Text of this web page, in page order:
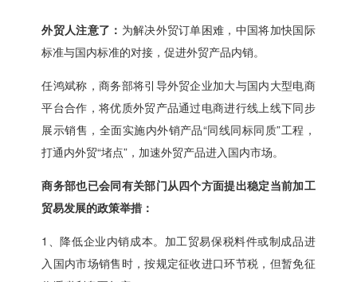
外贸人注意了： 为解决外贸订单困难，中国将加快国际
标准与国内标准的对接，促进外贸产品内销。
任鸿斌称，商务部将引导外贸企业加大与国内大型电商
平台合作，将优质外贸产品通过电商进行线上线下同步
展示销售，全面实施内外销产品“同线同标同质”工程，
打通内外贸“堵点”，加速外贸产品进入国内市场。
商务部也已会同有关部门从四个方面提出稳定当前加工
贸易发展的政策举措：
1、降低企业内销成本。加工贸易保税料件或制成品进
入国内市场销售时，按规定征收进口环节税，但暂免征